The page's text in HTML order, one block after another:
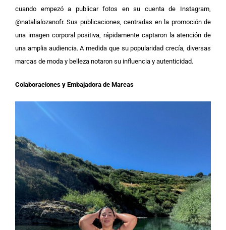
cuando empezó a publicar fotos en su cuenta de Instagram,
@natalialozanofr. Sus publicaciones, centradas en la promoción de
una imagen corporal positiva, rápidamente captaron la atención de
una amplia audiencia. A medida que su popularidad crecía, diversas
marcas de moda y belleza notaron su influencia y autenticidad.
Colaboraciones y Embajadora de Marcas